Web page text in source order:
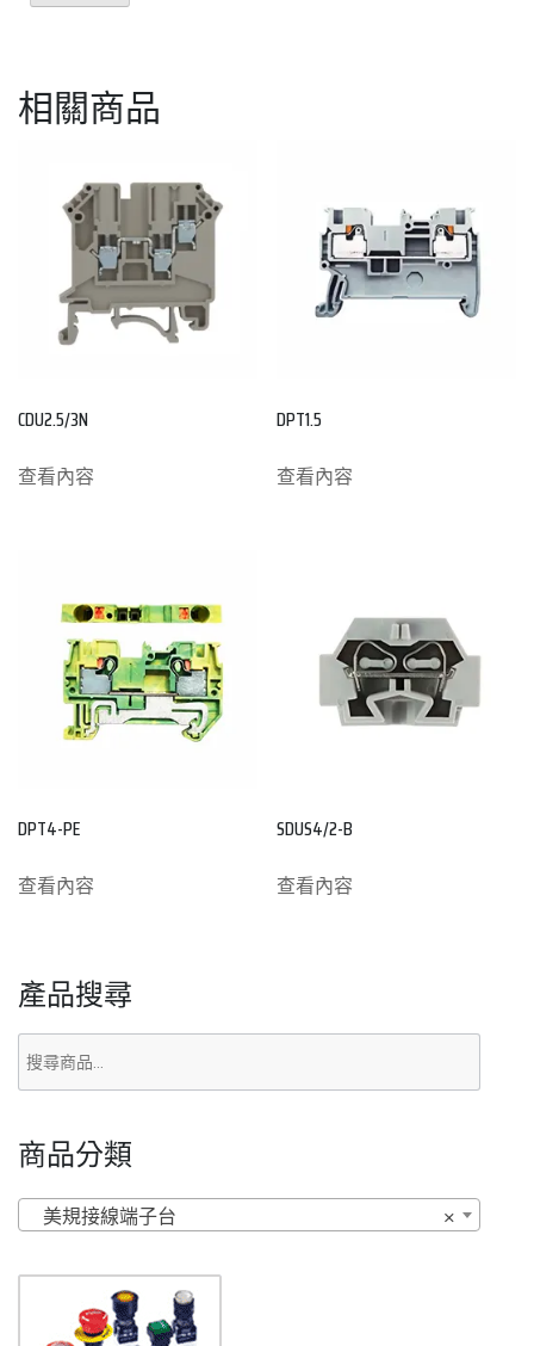
相關商品
CDU2.5/3N
查看內容
DPT1.5
查看內容
DPT4-PE
查看內容
SDUS4/2-B
查看內容
產品搜尋
商品分類
×
美規接線端子台